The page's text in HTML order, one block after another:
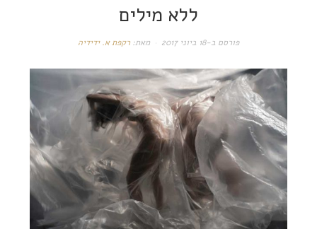
ללא מילים
פורסם ב-18 ביוני 2017 מאת:רקפת א. ידידיה